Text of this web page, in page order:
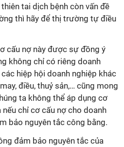
tai dịch bệnh còn vấn đề
thì hãy để thị trường tự điều
cấu nợ này được sự đồng ý
không chỉ có riêng doanh
hiệp hội doanh nghiệp khác
điều, thuỷ sản,… cũng mong
ta không thể áp dụng cơ
chỉ cơ cấu nợ cho doanh
bảo nguyên tắc công bằng.
đảm bảo nguyên tắc của